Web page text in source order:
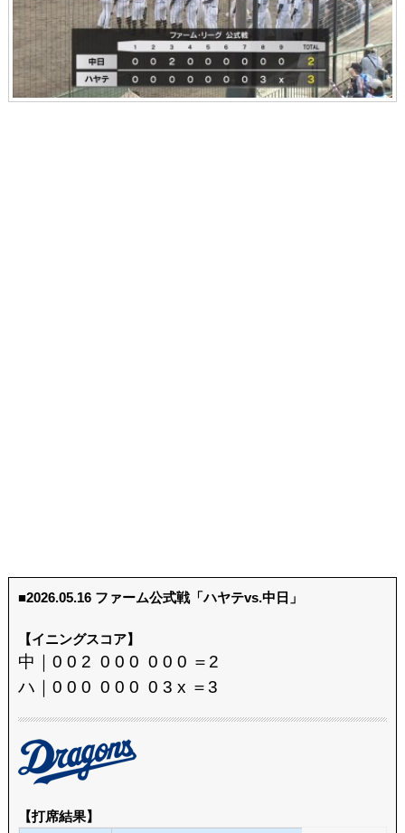
■2026.05.16 ファーム公式戦「ハヤテvs.中日」
【イニングスコア】
中｜0 0 2 0 0 0 0 0 0 ＝2
ハ｜0 0 0 0 0 0 0 3 x ＝3
【打席結果】